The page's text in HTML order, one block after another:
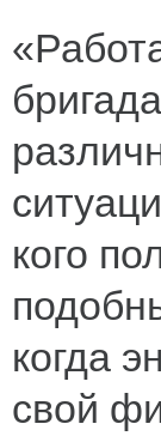
кого
когда
свой